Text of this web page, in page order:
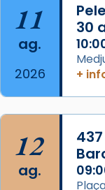
concelebrat
Mons. David
📸 Dr. G.
Photo
View on Facebook ·
2 weeks
Memòria de
11
ag.
2026
30
+
12
ag.